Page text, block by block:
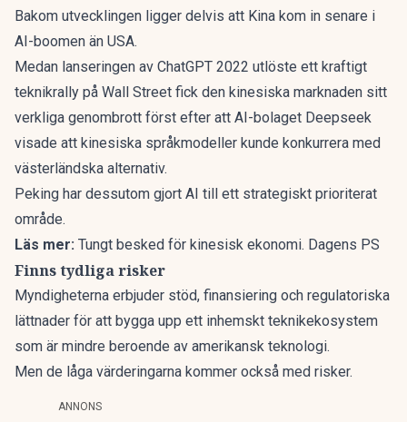
Bakom utvecklingen ligger delvis att Kina kom in senare i
AI-boomen än USA.
Medan lanseringen av ChatGPT 2022 utlöste ett kraftigt
teknikrally på Wall Street fick den kinesiska marknaden sitt
verkliga genombrott först efter att AI-bolaget Deepseek
visade att kinesiska språkmodeller kunde konkurrera med
västerländska alternativ.
Peking har dessutom gjort AI till ett strategiskt prioriterat
område.
Läs mer: Tungt besked för kinesisk ekonomi. Dagens PS
Finns tydliga risker
Myndigheterna erbjuder stöd, finansiering och regulatoriska
lättnader för att bygga upp ett inhemskt teknikekosystem
som är mindre beroende av amerikansk teknologi.
Men de låga värderingarna kommer också med risker.
ANNONS